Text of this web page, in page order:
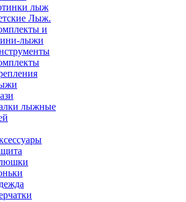
лыж
Лыж.
и
лыжи
лыжные